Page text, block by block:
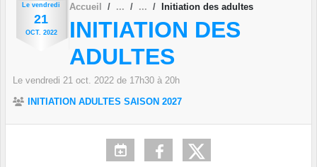
Le vendredi
21
OCT. 2022
Accueil Initiation des adultes
INITIATION DES
ADULTES
Le vendredi 21 oct. 2022 de 17h30 à 20h
INITIATION ADULTES SAISON 2027